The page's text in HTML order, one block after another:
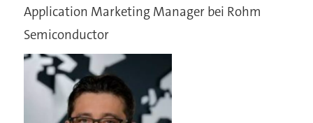
Application Marketing Manager bei Rohm
Semiconductor